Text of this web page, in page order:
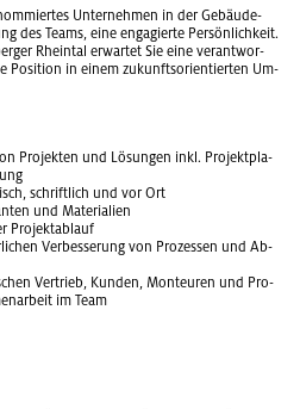
Un­ter­neh­men in der Ge­bäu­de­
des Teams, eine en­ga­gier­te Per­sön­lich­keit.
Rhein­tal er­war­tet Sie eine ver­ant­wor­
Po­si­ti­on in einem zu­kunfts­ori­en­tier­ten Um­
Pro­jek­ten und Lö­sun­gen inkl. Pro­jekt­pla­
schrift­lich und vor Ort
und Ma­te­ria­li­en
Pro­jekt­ab­lauf
Ver­bes­se­rung von Pro­zes­sen und Ab­
Ver­trieb, Kun­den, Mon­teu­ren und Pro­
im Team